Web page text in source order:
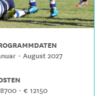
- August 2027
- € 12150